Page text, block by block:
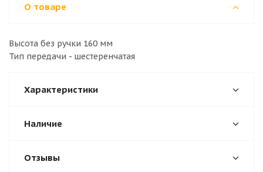
О товаре
Высота без ручки 160 мм
Тип передачи - шестеренчатая
Характеристики
Наличие
Отзывы